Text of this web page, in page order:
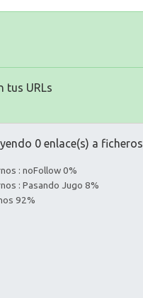
tus URLs
0 enlace(s) a ficheros
: noFollow 0%
: Pasando Jugo 8%
92%